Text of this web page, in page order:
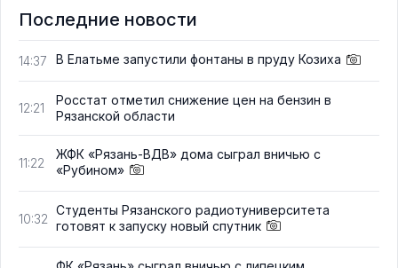
Последние новости
14:37 В Елатьме запустили фонтаны в пруду Козиха
12:21
Росстат отметил снижение цен на бензин в
Рязанской области
11:22
ЖФК «Рязань-ВДВ» дома сыграл вничью с
«Рубином»
10:32
Студенты Рязанского радиотуниверситета
готовят к запуску новый спутник